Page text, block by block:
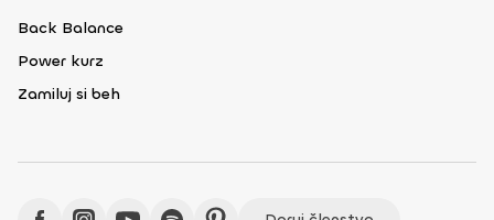
Back Balance
Power kurz
Zamiluj si beh